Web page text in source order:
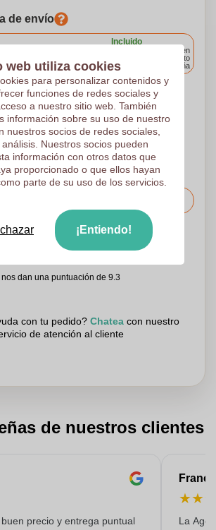
de envío
Incluido
archivos antes de las 9.30 a.m.
Entrega en
cualquier punto
de España
Simplemente suba sus archivos a la
en la página siguiente
dan una puntuación de 9.3
con tu pedido? Chateacon nuestro
de atención al cliente
de nuestros clientes
precio y entrega puntual
★★
La
web utiliza cookies
para personalizar contenidos y
funciones de redes sociales y
a nuestro sitio web. También
información sobre su uso de nuestro
nuestros socios de redes sociales,
Nuestros socios pueden
información con otros datos que
proporcionado o que ellos hayan
parte de su uso de los servicios.
¡Entiendo!